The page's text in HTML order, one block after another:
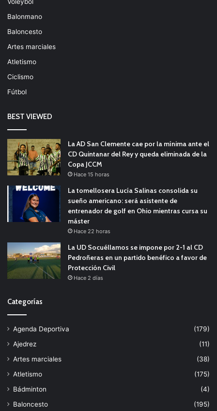
Voleybol
Balonmano
Baloncesto
Artes marciales
Atletismo
Ciclismo
Fútbol
BEST VIEWED
La AD San Clemente cae por la mínima ante el
CD Quintanar del Rey y queda eliminada de la
Copa JCCM
Hace 15 horas
La tomellosera Lucía Salinas consolida su
sueño americano: será asistente de
entrenador de golf en Ohio mientras cursa su
máster
Hace 22 horas
La UD Socuéllamos se impone por 2-1 al CD
Pedroñeras en un partido benéfico a favor de
Protección Civil
Hace 2 días
Categorías
Agenda Deportiva
(179)
Ajedrez
(11)
Artes marciales
(38)
Atletismo
(175)
Bádminton
(4)
Baloncesto
(195)